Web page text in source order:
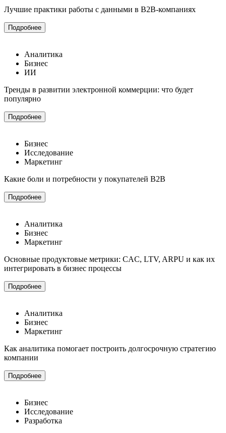
Лучшие практики работы с данными в B2B-компаниях
Подробнее
Аналитика
Бизнес
ИИ
Тренды в развитии электронной коммерции: что будет
популярно
Подробнее
Бизнес
Исследование
Маркетинг
Какие боли и потребности у покупателей B2B
Подробнее
Аналитика
Бизнес
Маркетинг
Основные продуктовые метрики: CAC, LTV, ARPU и как их
интегрировать в бизнес процессы
Подробнее
Аналитика
Бизнес
Маркетинг
Как аналитика помогает построить долгосрочную стратегию
компании
Подробнее
Бизнес
Исследование
Разработка